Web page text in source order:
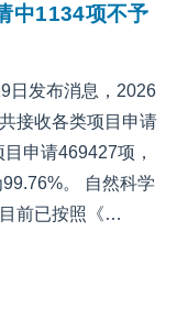
中1134项不予
日发布消息，2026
接收各类项目申请
申请469427项，
。 自然科学
前已按照《…